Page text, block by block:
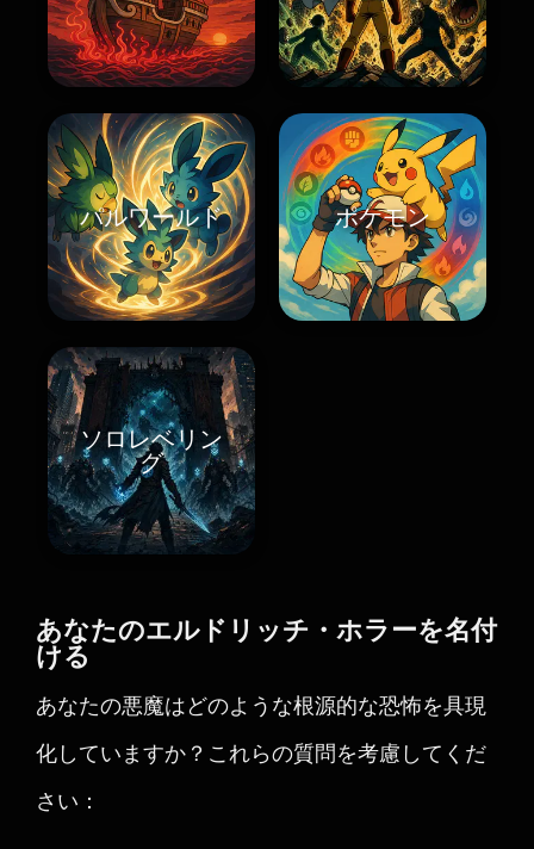
パルワールド ポケモン
ソロレベリン
グ
あなたのエルドリッチ・ホラーを名付
ける
あなたの悪魔はどのような根源的な恐怖を具現
化していますか？これらの質問を考慮してくだ
さい：